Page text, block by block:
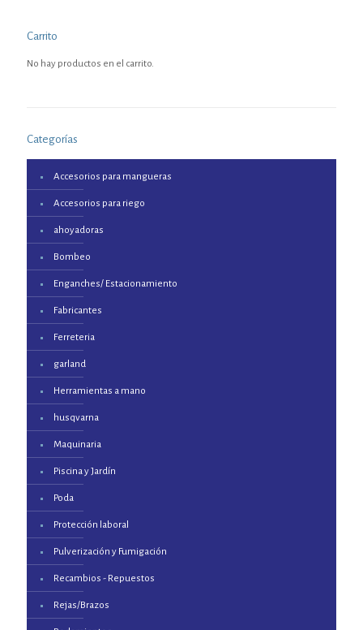
Carrito
No hay productos en el carrito.
Categorías
Accesorios para mangueras
Accesorios para riego
ahoyadoras
Bombeo
Enganches/ Estacionamiento
Fabricantes
Ferreteria
garland
Herramientas a mano
husqvarna
Maquinaria
Piscina y Jardín
Poda
Protección laboral
Pulverización y Fumigación
Recambios - Repuestos
Rejas/Brazos